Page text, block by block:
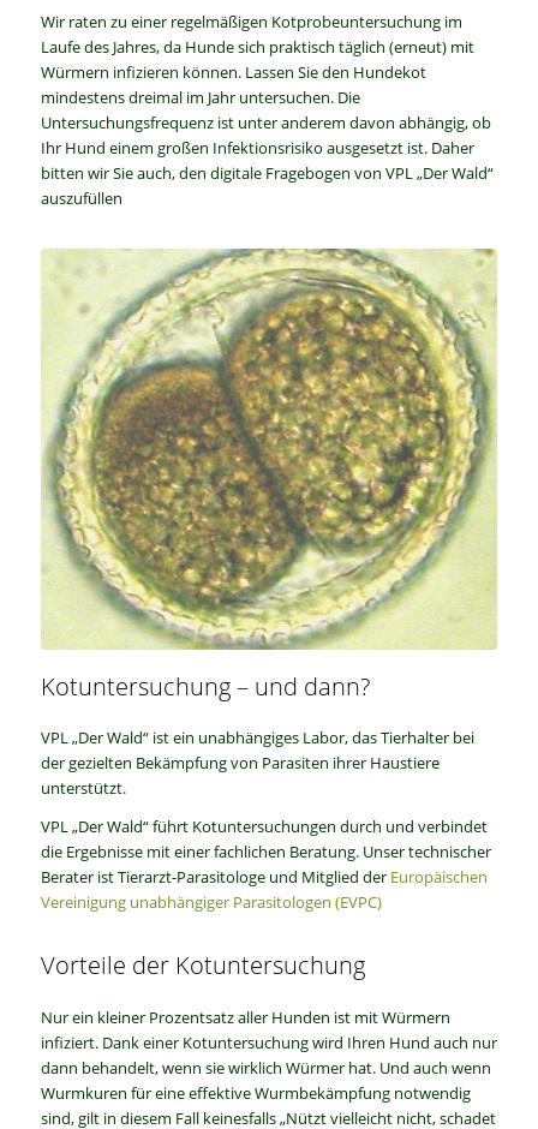
Wir raten zu einer regelmäßigen Kotprobeuntersuchung im
Laufe des Jahres, da Hunde sich praktisch täglich (erneut) mit
Würmern infizieren können. Lassen Sie den Hundekot
mindestens dreimal im Jahr untersuchen. Die
Untersuchungsfrequenz ist unter anderem davon abhängig, ob
Ihr Hund einem großen Infektionsrisiko ausgesetzt ist. Daher
bitten wir Sie auch, den digitale Fragebogen von VPL „Der Wald“
auszufüllen
Kotuntersuchung – und dann?
VPL „Der Wald“ ist ein unabhängiges Labor, das Tierhalter bei
der gezielten Bekämpfung von Parasiten ihrer Haustiere
unterstützt.
VPL „Der Wald“ führt Kotuntersuchungen durch und verbindet
die Ergebnisse mit einer fachlichen Beratung. Unser technischer
Berater ist Tierarzt-Parasitologe und Mitglied der Europäischen
Vereinigung unabhängiger Parasitologen (EVPC)
Vorteile der Kotuntersuchung
Nur ein kleiner Prozentsatz aller Hunden ist mit Würmern
infiziert. Dank einer Kotuntersuchung wird Ihren Hund auch nur
dann behandelt, wenn sie wirklich Würmer hat. Und auch wenn
Wurmkuren für eine effektive Wurmbekämpfung notwendig
sind, gilt in diesem Fall keinesfalls „Nützt vielleicht nicht, schadet